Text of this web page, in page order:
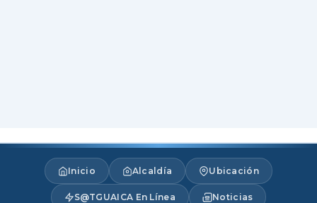
Inicio Alcaldía Ubicación
S@TGUAICA En Línea Noticias